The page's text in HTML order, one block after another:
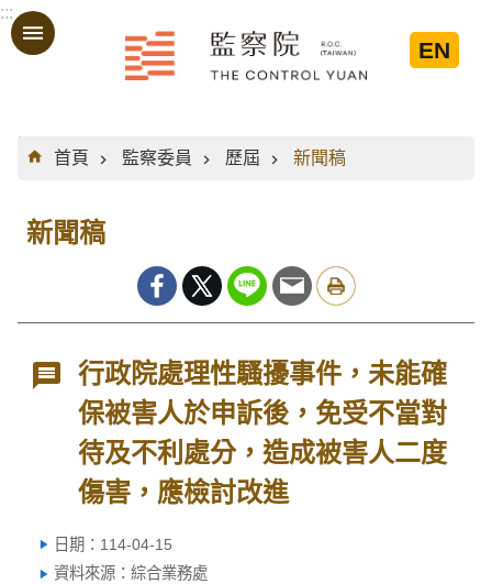
跳到主要內容區塊
:::
EN
:::
首頁
監察委員 歷屆 新聞稿
新聞稿
行政院處理性騷擾事件，未能確
保被害人於申訴後，免受不當對
待及不利處分，造成被害人二度
傷害，應檢討改進
日期：114-04-15
資料來源：綜合業務處